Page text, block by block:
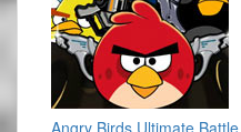
Angry Birds Ultimate Battle